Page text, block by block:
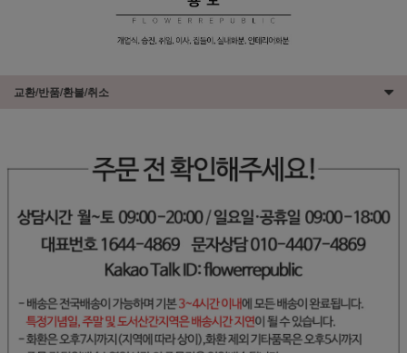
교환/반품/환불/취소